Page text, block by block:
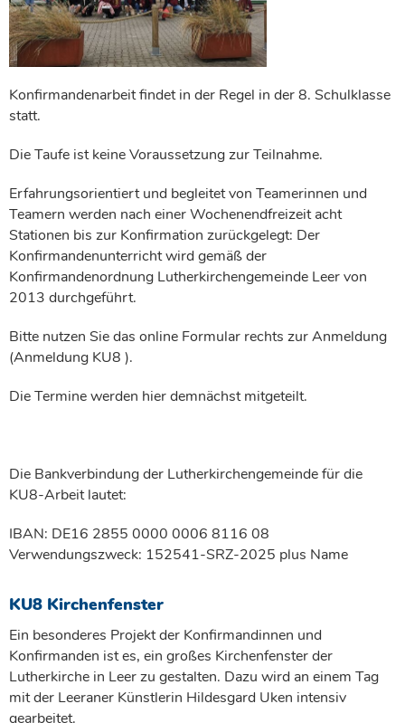
Konfirmandenarbeit findet in der Regel in der 8. Schulklasse
statt.
Die Taufe ist keine Voraussetzung zur Teilnahme.
Erfahrungsorientiert und begleitet von Teamerinnen und
Teamern werden nach einer Wochenendfreizeit acht
Stationen bis zur Konfirmation zurückgelegt: Der
Konfirmandenunterricht wird gemäß der
Konfirmandenordnung Lutherkirchengemeinde Leer von
2013 durchgeführt.
Bitte nutzen Sie das online Formular rechts zur Anmeldung
(Anmeldung KU8 ).
Die Termine werden hier demnächst mitgeteilt.
Die Bankverbindung der Lutherkirchengemeinde für die
KU8-Arbeit lautet:
IBAN: DE16 2855 0000 0006 8116 08
Verwendungszweck: 152541-SRZ-2025 plus Name
KU8 Kirchenfenster
Ein besonderes Projekt der Konfirmandinnen und
Konfirmanden ist es, ein großes Kirchenfenster der
Lutherkirche in Leer zu gestalten. Dazu wird an einem Tag
mit der Leeraner Künstlerin Hildesgard Uken intensiv
gearbeitet.